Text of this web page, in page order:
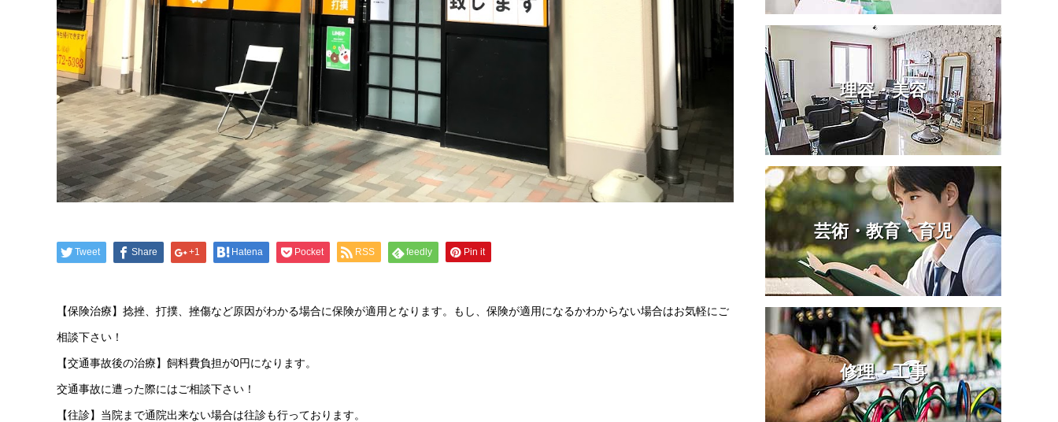
Tweet Share +1 Hatena Pocket RSS feedly Pin it
【保険治療】捻挫、打撲、挫傷など原因がわかる場合に保険が適用となります。もし、保険が適用になるかわからない場合はお気軽にご
相談下さい！
【交通事故後の治療】飼料費負担が0円になります。
交通事故に遭った際にはご相談下さい！
【往診】当院まで通院出来ない場合は往診も行っております。
理容・美容
芸術・教育・育児
修理・工事